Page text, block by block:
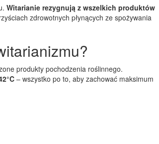
Witarianie rezygnują z wszelkich produktów
zdrowotnych płynących ze spożywania
produkty pochodzenia roślinnego.
– wszystko po to, aby zachować maksimum